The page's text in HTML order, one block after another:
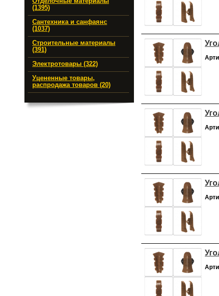
(1395)
Сантехника и санфаянс
(1037)
Строительные материалы
(391)
Электротовары (322)
Уцененные товары,
распродажа товаров (20)